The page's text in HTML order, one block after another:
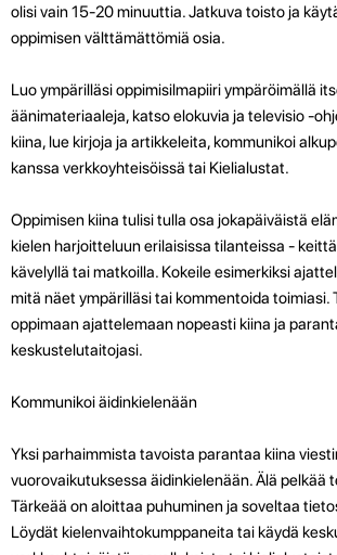
olisi vain 15-20 minuuttia. Jatkuva toisto ja
oppimisen välttämättömiä osia.
Luo ympärilläsi oppimisilmapiiri ympäröimällä
äänimateriaaleja, katso elokuvia ja televisio -
kiina, lue kirjoja ja artikkeleita, kommunikoi
kanssa verkkoyhteisöissä tai Kielialustat.
Oppimisen kiina tulisi tulla osa jokapäiväistä
kielen harjoitteluun erilaisissa tilanteissa -
kävelyllä tai matkoilla. Kokeile esimerkiksi
mitä näet ympärilläsi tai kommentoida toimiasi.
oppimaan ajattelemaan nopeasti kiina ja
keskustelutaitojasi.
Kommunikoi äidinkielenään
Yksi parhaimmista tavoista parantaa kiina
vuorovaikutuksessa äidinkielenään. Älä pelkää
Tärkeää on aloittaa puhuminen ja soveltaa
Löydät kielenvaihtokumppaneita tai käydä